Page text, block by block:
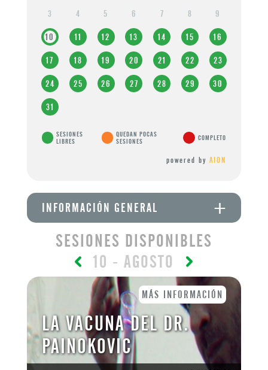
3 4 5 6 7 8 9
10 11 12 13 14 15 16
17 18 19 20 21 22 23
24 25 26 27 28 29 30
31
SESIONES
LIBRES
QUEDAN POCAS
SESIONES
COMPLETO
powered byAION
INFORMACIÓN GENERAL
+
SESIONES DISPONIBLES
10 - AGOSTO
MÁS INFORMACIÓN
LA VACUNA DEL DR.
PAINOKOVIC